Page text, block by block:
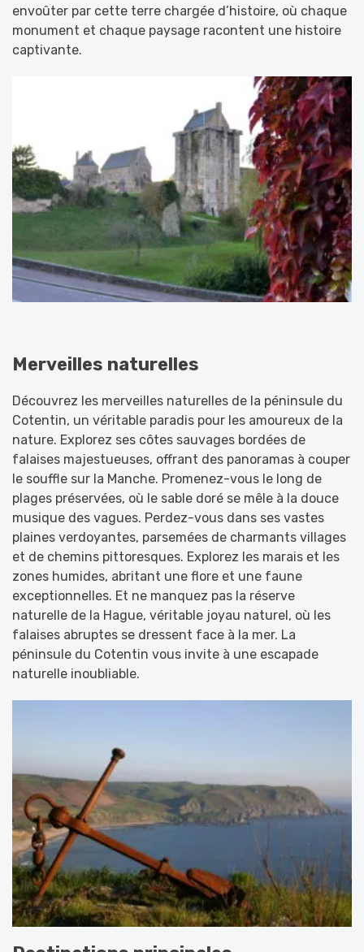
envoûter par cette terre chargée d’histoire, où chaque
monument et chaque paysage racontent une histoire
captivante.
Merveilles naturelles
Découvrez les merveilles naturelles de la péninsule du
Cotentin, un véritable paradis pour les amoureux de la
nature. Explorez ses côtes sauvages bordées de
falaises majestueuses, offrant des panoramas à couper
le souffle sur la Manche. Promenez-vous le long de
plages préservées, où le sable doré se mêle à la douce
musique des vagues. Perdez-vous dans ses vastes
plaines verdoyantes, parsemées de charmants villages
et de chemins pittoresques. Explorez les marais et les
zones humides, abritant une flore et une faune
exceptionnelles. Et ne manquez pas la réserve
naturelle de la Hague, véritable joyau naturel, où les
falaises abruptes se dressent face à la mer. La
péninsule du Cotentin vous invite à une escapade
naturelle inoubliable.